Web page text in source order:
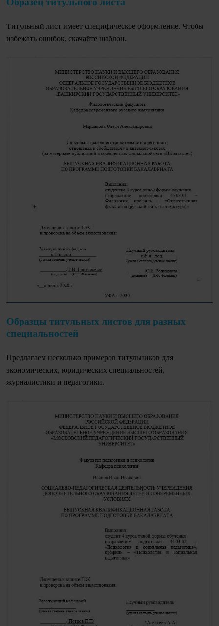
Титульный лист имеет специфическое оформление. Чтобы
избежать ошибок, скачайте шаблон.
Образцы титульных листов для разных
специальностей
Предлагаем несколько примеров титульников для
экономических, юридических специальностей,
журналистики и педагогики.